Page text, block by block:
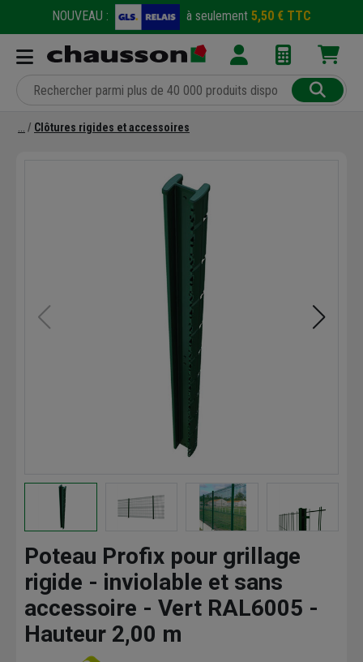
NOUVEAU : à seulement 5,50 € TTC
Clôtures rigides et accessoires
Poteau Profix pour grillage
rigide - inviolable et sans
accessoire - Vert RAL6005 -
Hauteur 2,00 m